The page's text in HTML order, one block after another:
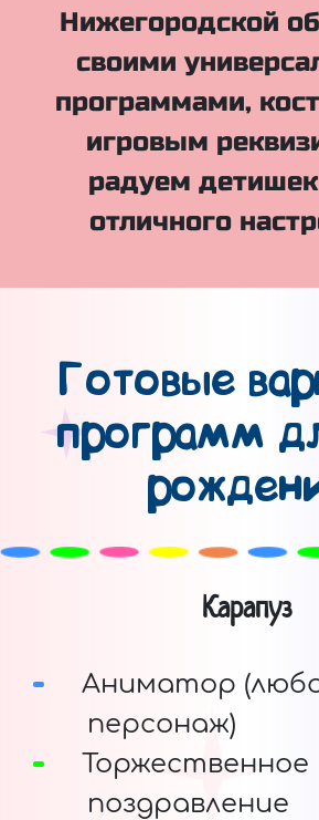
Нижегородской
своими
программами,
игровым
радуем
отличного
Готовые
программ
Карапуз
Аниматор
персонаж)
Торжественное
поздравление